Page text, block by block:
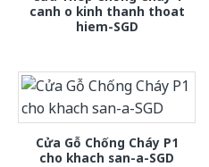
canh o kinh thanh thoat
hiem-SGD
Cửa Gỗ Chống Cháy P1
cho khach san-a-SGD